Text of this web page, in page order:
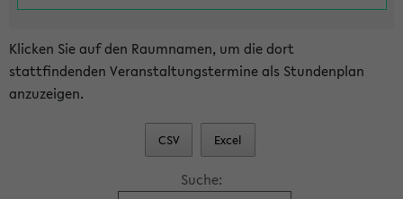
Klicken Sie auf den Raumnamen, um die dort
stattfindenden Veranstaltungstermine als Stundenplan
anzuzeigen.
CSV Excel
Suche: